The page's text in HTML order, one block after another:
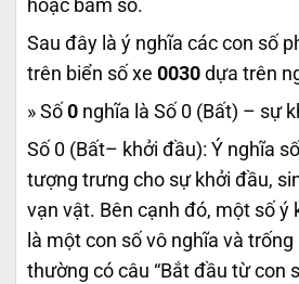
hoặc bấm số.
Sau đây là ý nghĩa các con số
trên biển số xe 0030 dựa trên
» Số 0 nghĩa là Số 0 (Bất) – sự
Số 0 (Bất– khởi đầu): Ý nghĩa
tượng trưng cho sự khởi đầu,
vạn vật. Bên cạnh đó, một số ý
là một con số vô nghĩa và
thường có câu “Bắt đầu từ con